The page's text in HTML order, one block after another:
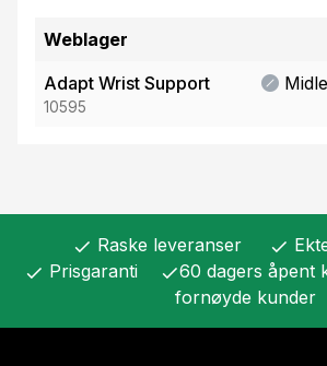
Weblager
Adapt Wrist Support
10595
check Raske leveranser check
check Prisgaranti check60 dagers åpent
fornøyde kunder